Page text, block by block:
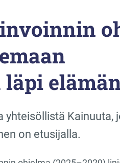
Kainuuta,
on etusijalla.